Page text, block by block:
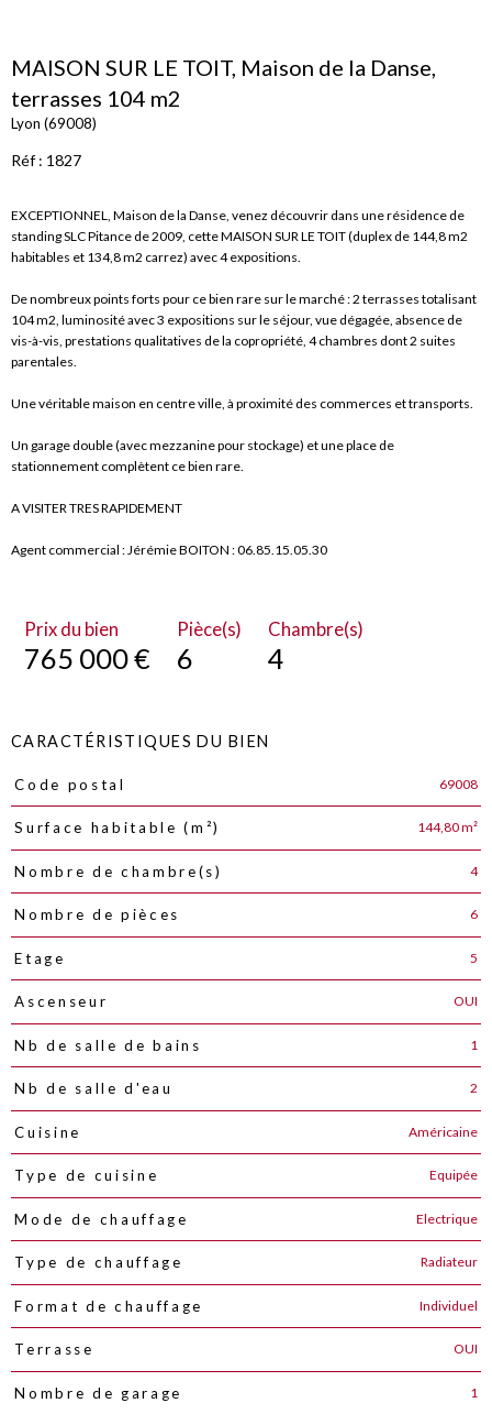
MAISON SUR LE TOIT, Maison de la Danse,
terrasses 104 m2
Lyon (69008)
Réf : 1827
EXCEPTIONNEL, Maison de la Danse, venez découvrir dans une résidence de
standing SLC Pitance de 2009, cette MAISON SUR LE TOIT (duplex de 144,8 m2
habitables et 134,8 m2 carrez) avec 4 expositions.
De nombreux points forts pour ce bien rare sur le marché : 2 terrasses totalisant
104 m2, luminosité avec 3 expositions sur le séjour, vue dégagée, absence de
vis-à-vis, prestations qualitatives de la copropriété, 4 chambres dont 2 suites
parentales.
Une véritable maison en centre ville, à proximité des commerces et transports.
Un garage double (avec mezzanine pour stockage) et une place de
stationnement complètent ce bien rare.
A VISITER TRES RAPIDEMENT
Agent commercial : Jérémie BOITON : 06.85.15.05.30
Prix du bien
765 000 €
Pièce(s)
6
Chambre(s)
4
CARACTÉRISTIQUES DU BIEN
Caractéristiques
Code postal 69008
Surface habitable (m²) 144,80 m²
Nombre de chambre(s) 4
Nombre de pièces 6
Etage 5
Ascenseur OUI
Nb de salle de bains 1
Nb de salle d'eau 2
Cuisine Américaine
Type de cuisine Equipée
Mode de chauffage Electrique
Type de chauffage Radiateur
Format de chauffage Individuel
Terrasse OUI
Nombre de garage 1